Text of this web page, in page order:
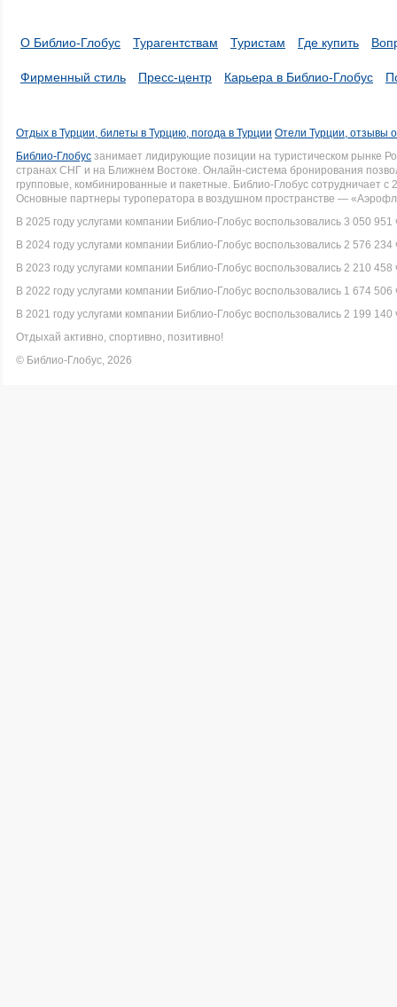
О Библио-Глобус Турагентствам Туристам Где купить
Фирменный стиль Пресс-центр Карьера в Библио-Глобус
Отдых в Турции, билеты в Турцию, погода в Турции Отели Турции, отзывы
Библио-Глобус занимает лидирующие позиции на туристическом рынке
странах СНГ и на Ближнем Востоке. Онлайн-система бронирования
групповые, комбинированные и пакетные. Библио-Глобус сотрудничает
Основные партнеры туроператора в воздушном пространстве —
В 2025 году услугами компании Библио-Глобус воспользовались 3 050 951
В 2024 году услугами компании Библио-Глобус воспользовались 2 576 234
В 2023 году услугами компании Библио-Глобус воспользовались 2 210 458
В 2022 году услугами компании Библио-Глобус воспользовались 1 674 506
В 2021 году услугами компании Библио-Глобус воспользовались 2 199 140
Отдыхай активно, спортивно, позитивно!
© Библио-Глобус, 2026